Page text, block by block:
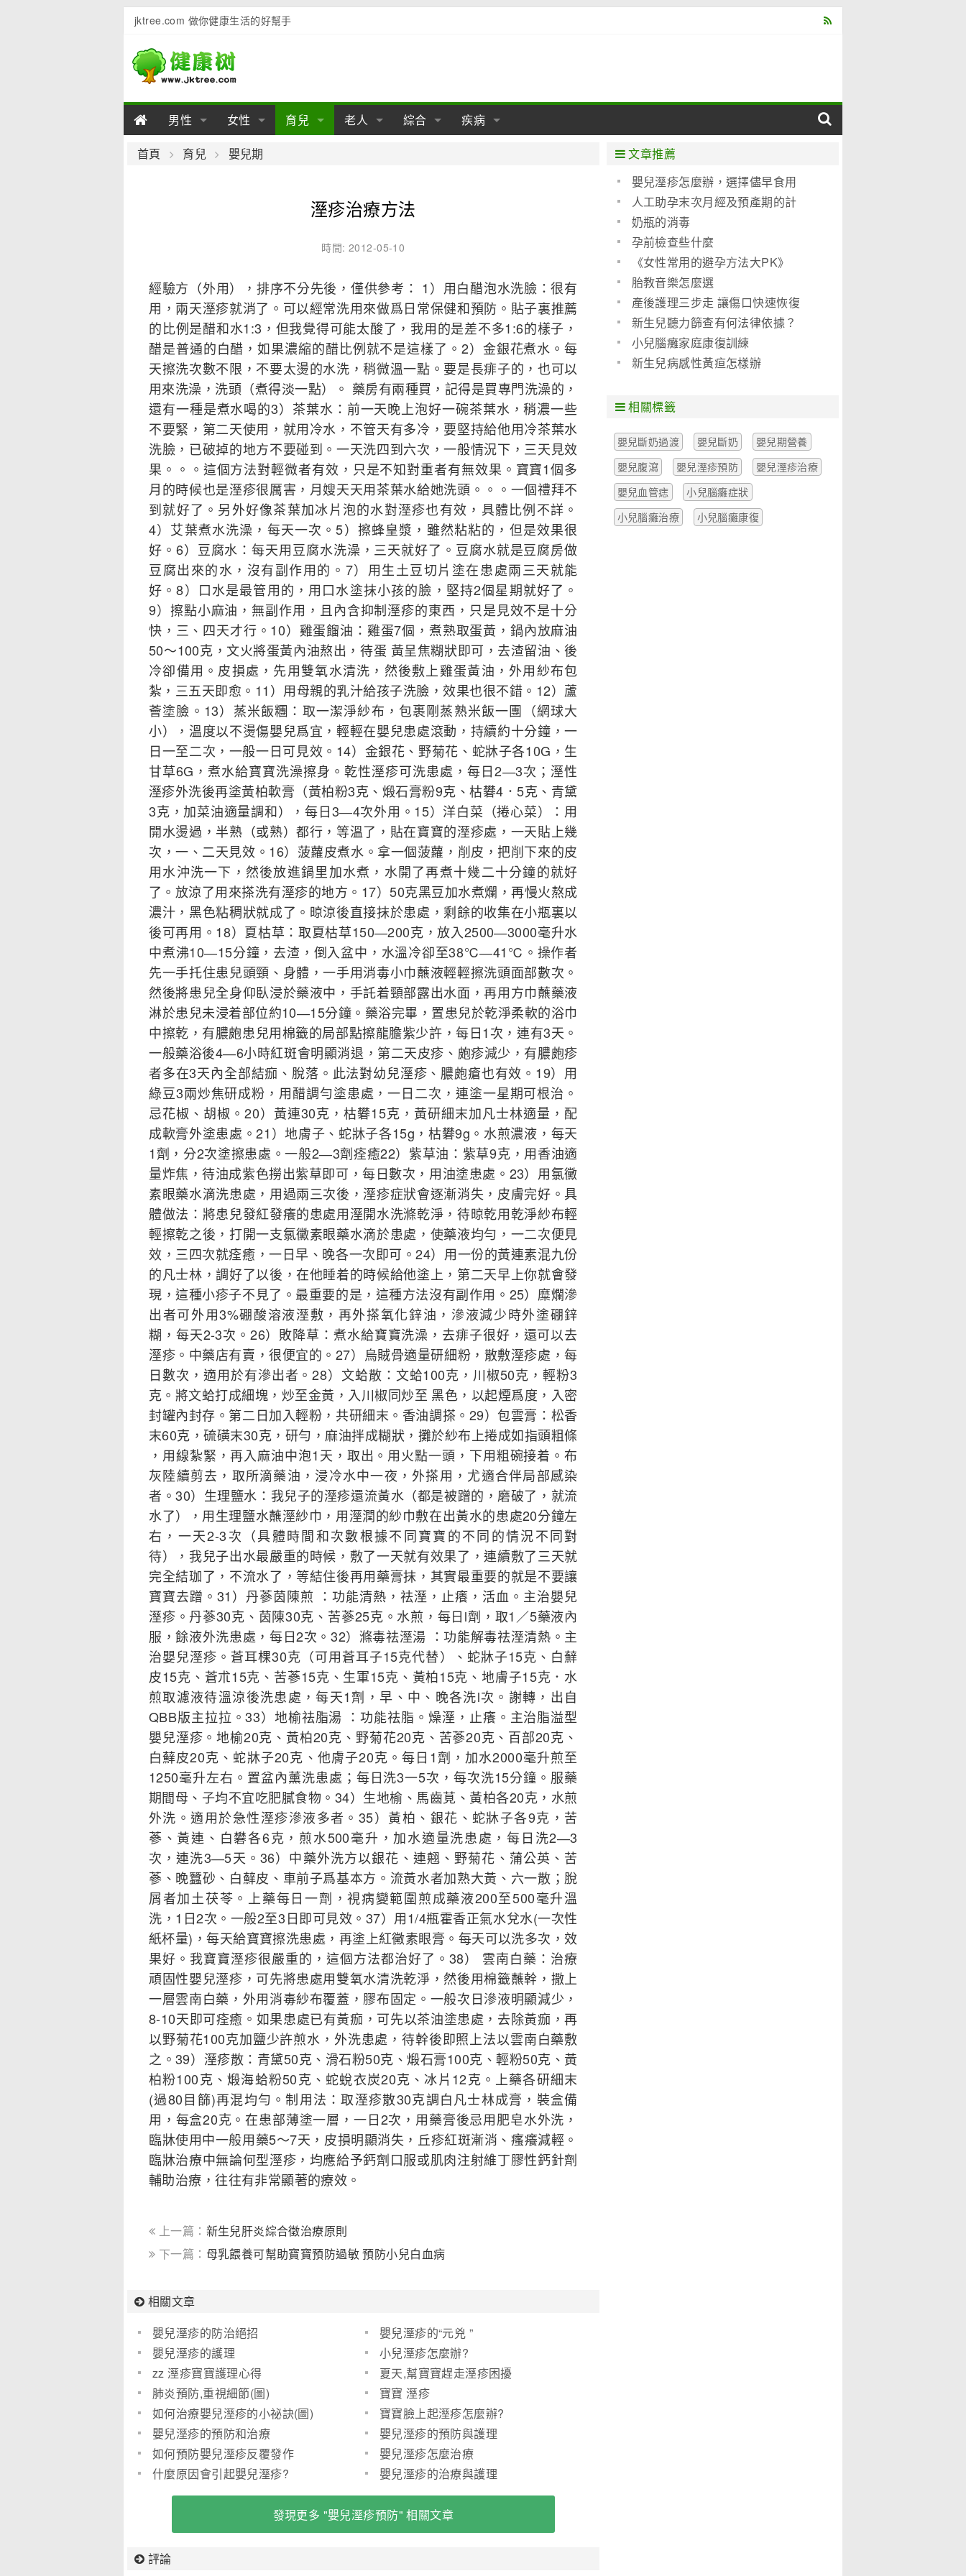
jktree.com 做你健康生活的好幫手
男性
男性陽痿
男性早泄
男性疾病
女性
女性乳房
女性生理 女性疾病
育兒
幼兒期
學前期
老人
老人用品
老人護理
綜合
亞健康
疾病
肝病
泌尿科
心血管
內科
首頁 育兒 嬰兒期
溼疹治療方法
時間: 2012-05-10
經驗方（外用），排序不分先後，僅供參考： 1）用白醋泡水洗臉：很有
用，兩天溼疹就消了。可以經常洗用來做爲日常保健和預防。貼子裏推薦
的比例是醋和水1:3，但我覺得可能太酸了，我用的是差不多1:6的樣子，
醋是普通的白醋，如果濃縮的醋比例就不是這樣了。2）金銀花煮水。每
天擦洗次數不限，不要太燙的水洗，稍微溫一點。要是長痱子的，也可以
用來洗澡，洗頭（煮得淡一點）。 藥房有兩種買，記得是買專門洗澡的，
還有一種是煮水喝的3）茶葉水：前一天晚上泡好一碗茶葉水，稍濃一些
不要緊，第二天使用，就用冷水，不管天有多冷，要堅持給他用冷茶葉水
洗臉，已破掉的地方不要碰到。一天洗四到六次，一般情況下，三天見效
果。。。這個方法對輕微者有效，只是不知對重者有無效果。寶寶1個多
月的時候也是溼疹很厲害，月嫂天天用茶葉水給她洗頭。。。一個禮拜不
到就好了。另外好像茶葉加冰片泡的水對溼疹也有效，具體比例不詳。
4）艾葉煮水洗澡，每天一次。5）擦蜂皇漿，雖然粘粘的，但是效果很
好。6）豆腐水：每天用豆腐水洗澡，三天就好了。豆腐水就是豆腐房做
豆腐出來的水，沒有副作用的。7）用生土豆切片塗在患處兩三天就能
好。8）口水是最管用的，用口水塗抹小孩的臉，堅持2個星期就好了。
9）擦點小麻油，無副作用，且內含抑制溼疹的東西，只是見效不是十分
快，三、四天才行。10）雞蛋餾油：雞蛋7個，煮熟取蛋黃，鍋內放麻油
50～100克，文火將蛋黃內油熬出，待蛋 黃呈焦糊狀即可，去渣留油、後
冷卻備用。皮損處，先用雙氧水清洗，然後敷上雞蛋黃油，外用紗布包
紮，三五天即愈。11）用母親的乳汁給孩子洗臉，效果也很不錯。12）蘆
薈塗臉。13）蒸米飯糰：取一潔淨紗布，包裹剛蒸熟米飯一團（網球大
小），溫度以不燙傷嬰兒爲宜，輕輕在嬰兒患處滾動，持續約十分鐘，一
日一至二次，一般一日可見效。14）金銀花、野菊花、蛇牀子各10G，生
甘草6G，煮水給寶寶洗澡擦身。乾性溼疹可洗患處，每日2―3次；溼性
溼疹外洗後再塗黃柏軟膏（黃柏粉3克、煅石膏粉9克、枯礬4．5克、青黛
3克，加菜油適量調和），每日3―4次外用。15）洋白菜（捲心菜）：用
開水燙過，半熟（或熟）都行，等溫了，貼在寶寶的溼疹處，一天貼上幾
次，一、二天見效。16）菠蘿皮煮水。拿一個菠蘿，削皮，把削下來的皮
用水沖洗一下，然後放進鍋里加水煮，水開了再煮十幾二十分鐘的就好
了。放涼了用來搽洗有溼疹的地方。17）50克黑豆加水煮爛，再慢火熬成
濃汁，黑色粘稠狀就成了。晾涼後直接抹於患處，剩餘的收集在小瓶裏以
後可再用。18）夏枯草：取夏枯草150―200克，放入2500―3000毫升水
中煮沸10―15分鐘，去渣，倒入盆中，水溫冷卻至38℃―41℃。操作者
先一手托住患兒頭頸、身體，一手用消毒小巾蘸液輕輕擦洗頭面部數次。
然後將患兒全身仰臥浸於藥液中，手託着頸部露出水面，再用方巾蘸藥液
淋於患兒未浸着部位約10―15分鐘。藥浴完畢，置患兒於乾淨柔軟的浴巾
中擦乾，有膿皰患兒用棉籤的局部點擦龍膽紫少許，每日1次，連有3天。
一般藥浴後4―6小時紅斑會明顯消退，第二天皮疹、皰疹減少，有膿皰疹
者多在3天內全部結痂、脫落。此法對幼兒溼疹、膿皰瘡也有效。19）用
綠豆3兩炒焦研成粉，用醋調勻塗患處，一日二次，連塗一星期可根治。
忌花椒、胡椒。20）黃連30克，枯礬15克，黃研細末加凡士林適量，配
成軟膏外塗患處。21）地膚子、蛇牀子各15g，枯礬9g。水煎濃液，每天
1劑，分2次塗擦患處。一般2―3劑痊癒22）紫草油：紫草9克，用香油適
量炸焦，待油成紫色撈出紫草即可，每日數次，用油塗患處。23）用氯黴
素眼藥水滴洗患處，用過兩三次後，溼疹症狀會逐漸消失，皮膚完好。具
體做法：將患兒發紅發癢的患處用溼開水洗滌乾淨，待晾乾用乾淨紗布輕
輕擦乾之後，打開一支氯黴素眼藥水滴於患處，使藥液均勻，一二次便見
效，三四次就痊癒，一日早、晚各一次即可。24）用一份的黃連素混九份
的凡士林，調好了以後，在他睡着的時候給他塗上，第二天早上你就會發
現，這種小疹子不見了。最重要的是，這種方法沒有副作用。25）糜爛滲
出者可外用3%硼酸溶液溼敷，再外搽氧化鋅油，滲液減少時外塗硼鋅
糊，每天2-3次。26）敗降草：煮水給寶寶洗澡，去痱子很好，還可以去
溼疹。中藥店有賣，很便宜的。27）烏賊骨適量研細粉，散敷溼疹處，每
日數次，適用於有滲出者。28）文蛤散：文蛤100克，川椒50克，輕粉3
克。將文蛤打成細塊，炒至金黃，入川椒同炒至 黑色，以起煙爲度，入密
封罐內封存。第二日加入輕粉，共研細末。香油調搽。29）包雲膏：松香
末60克，硫磺末30克，研勻，麻油拌成糊狀，攤於紗布上捲成如指頭粗條
，用線紮緊，再入麻油中泡1天，取出。用火點一頭，下用粗碗接着。布
灰陸續剪去，取所滴藥油，浸冷水中一夜，外搽用，尤適合伴局部感染
者。30）生理鹽水：我兒子的溼疹還流黃水（都是被蹭的，磨破了，就流
水了），用生理鹽水蘸溼紗巾，用溼潤的紗巾敷在出黃水的患處20分鐘左
右，一天2-3次（具體時間和次數根據不同寶寶的不同的情況不同對
待），我兒子出水最嚴重的時候，敷了一天就有效果了，連續敷了三天就
完全結珈了，不流水了，等結住後再用藥膏抹，其實最重要的就是不要讓
寶寶去蹭。31）丹蔘茵陳煎 ：功能清熱，祛溼，止癢，活血。主治嬰兒
溼疹。丹蔘30克、茵陳30克、苦蔘25克。水煎，每日l劑，取1／5藥液內
服，餘液外洗患處，每日2次。32）滌毒祛溼湯 ：功能解毒祛溼清熱。主
治嬰兒溼疹。蒼耳棵30克（可用蒼耳子15克代替）、蛇牀子15克、白蘚
皮15克、蒼朮15克、苦蔘15克、生軍15克、黃柏15克、地膚子15克．水
煎取濾液待溫涼後洗患處，每天1劑，早、中、晚各洗l次。謝轉，出自
QBB版主拉拉。33）地榆祛脂湯 ：功能祛脂。燥溼，止癢。主治脂溢型
嬰兒溼疹。地榆20克、黃柏20克、野菊花20克、苦蔘20克、百部20克、
白蘚皮20克、蛇牀子20克、他膚子20克。每日1劑，加水2000毫升煎至
1250毫升左右。置盆內薰洗患處；每日洗3一5次，每次洗15分鐘。服藥
期間母、子均不宜吃肥膩食物。34）生地榆、馬齒莧、黃柏各20克，水煎
外洗。適用於急性溼疹滲液多者。35）黃柏、銀花、蛇牀子各9克，苦
蔘、黃連、白礬各6克，煎水500毫升，加水適量洗患處，每日洗2―3
次，連洗3―5天。36）中藥外洗方以銀花、連翹、野菊花、蒲公英、苦
蔘、晚蠶砂、白蘚皮、車前子爲基本方。流黃水者加熟大黃、六一散；脫
屑者加土茯苓。上藥每日一劑，視病變範圍煎成藥液200至500毫升溫
洗，1日2次。一般2至3日即可見效。37）用1/4瓶霍香正氣水兌水(一次性
紙杯量)，每天給寶寶擦洗患處，再塗上紅黴素眼膏。每天可以洗多次，效
果好。我寶寶溼疹很嚴重的，這個方法都治好了。38） 雲南白藥：治療
頑固性嬰兒溼疹，可先將患處用雙氧水清洗乾淨，然後用棉籤蘸幹，撒上
一層雲南白藥，外用消毒紗布覆蓋，膠布固定。一般次日滲液明顯減少，
8-10天即可痊癒。如果患處已有黃痂，可先以茶油塗患處，去除黃痂，再
以野菊花100克加鹽少許煎水，外洗患處，待幹後即照上法以雲南白藥敷
之。39）溼疹散：青黛50克、滑石粉50克、煅石膏100克、輕粉50克、黃
柏粉100克、煅海蛤粉50克、蛇蛻衣炭20克、冰片12克。上藥各研細末
(過80目篩)再混均勻。制用法：取溼疹散30克調白凡士林成膏，裝盒備
用，每盒20克。在患部薄塗一層，一日2次，用藥膏後忌用肥皂水外洗，
臨牀使用中一般用藥5～7天，皮損明顯消失，丘疹紅斑漸消、瘙癢減輕。
臨牀治療中無論何型溼疹，均應給予鈣劑口服或肌肉注射維丁膠性鈣針劑
輔助治療，往往有非常顯著的療效。
上一篇： 新生兒肝炎綜合徵治療原則
下一篇： 母乳餵養可幫助寶寶預防過敏 預防小兒白血病
相關文章
嬰兒溼疹的防治絕招
嬰兒溼疹的“元兇 ”
嬰兒溼疹的護理
小兒溼疹怎麼辦?
zz 溼疹寶寶護理心得
夏天,幫寶寶趕走溼疹困擾
肺炎預防,重視細節(圖)
寶寶 溼疹
如何治療嬰兒溼疹的小祕訣(圖)
寶寶臉上起溼疹怎麼辦?
嬰兒溼疹的預防和治療
嬰兒溼疹的預防與護理
如何預防嬰兒溼疹反覆發作
嬰兒溼疹怎麼治療
什麼原因會引起嬰兒溼疹?
嬰兒溼疹的治療與護理
發現更多 "嬰兒溼疹預防" 相關文章
評論
文章推薦
嬰兒溼疹怎麼辦，選擇儘早食用
聖 元優博
人工助孕末次月經及預產期的計
算方法
奶瓶的消毒
孕前檢查些什麼
《女性常用的避孕方法大PK》
(圖)胎教音樂怎麼選
產後護理三步走 讓傷口快速恢復
新生兒聽力篩查有何法律依據？
小兒腦癱家庭康復訓練
新生兒病感性黃疸怎樣辦
相關標籤
嬰兒斷奶過渡 嬰兒斷奶
嬰兒期營養
嬰兒腹瀉
嬰兒溼疹預防
嬰兒溼疹治療
嬰兒血管痣
小兒腦癱症狀
小兒腦癱治療
小兒腦癱康復